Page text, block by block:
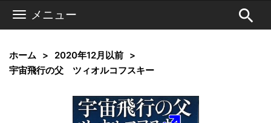
メニュー search
ホーム
2020年12月以前
宇宙飛行の父 ツィオルコフスキー